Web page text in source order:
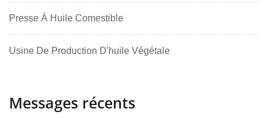
Presse À Huile Comestible
Usine De Production D'huile Végétale
Messages récents